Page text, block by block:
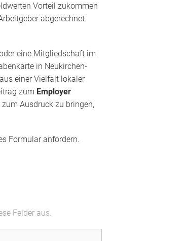
Vorteil zukommen
abgerechnet.
eine Mitgliedschaft im
in Neukirchen-
einer Vielfalt lokaler
zum Employer
Ausdruck zu bringen,
Formular anfordern.
Felder aus.